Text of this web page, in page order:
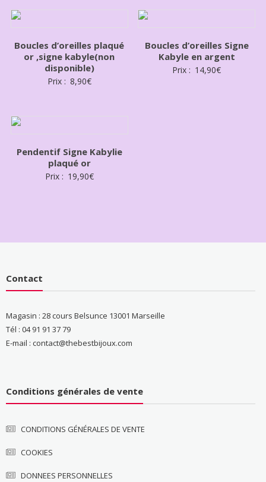
Boucles d’oreilles plaqué
or ,signe kabyle(non
disponible)
Prix : 8,90€
Boucles d’oreilles Signe
Kabyle en argent
Prix : 14,90€
Pendentif Signe Kabylie
plaqué or
Prix : 19,90€
Contact
Magasin : 28 cours Belsunce 13001 Marseille
Tél : 04 91 91 37 79
E-mail : contact@thebestbijoux.com
Conditions générales de vente
CONDITIONS GÉNÉRALES DE VENTE
COOKIES
DONNEES PERSONNELLES